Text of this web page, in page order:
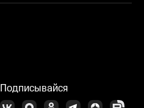
Подписывайся